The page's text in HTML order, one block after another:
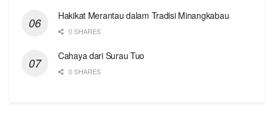
Hakikat Merantau dalam Tradisi Minangkabau
0 SHARES
Cahaya dari Surau Tuo
0 SHARES